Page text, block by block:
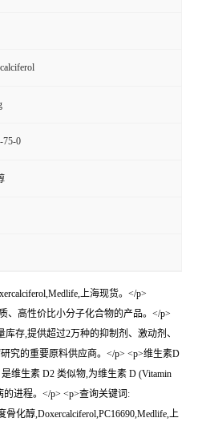
75-0
上海现货。</p>
、高性价比小分子化合物的产品。</p>
存,提供超过2万种的抑制剂、激动剂、
究的重要原料供应商。</p> <p>维生素D
维生素 D2 类似物,为维生素 D (Vitamin
进程。</p> <p>查询关键词:
骨化醇,Doxercalciferol,PC16690,Medlife,上